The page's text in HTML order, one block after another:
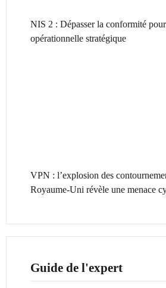
NIS 2 : Dépasser la conformité
opérationnelle stratégique
VPN : l’explosion des
Royaume-Uni révèle une menace
Guide de l'expert